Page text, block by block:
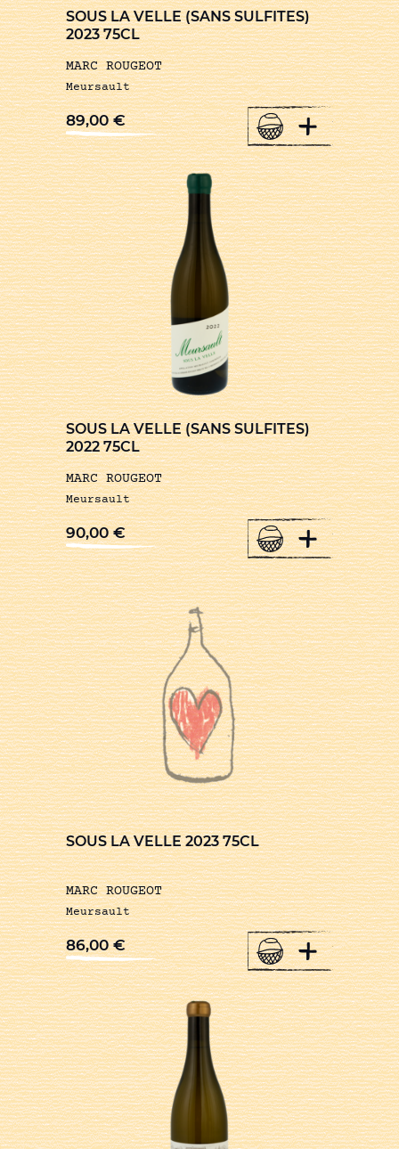
SOUS LA VELLE (SANS SULFITES)
2023 75CL
MARC ROUGEOT
Meursault
89,00€ +
SOUS LA VELLE (SANS SULFITES)
2022 75CL
MARC ROUGEOT
Meursault
90,00€ +
SOUS LA VELLE 2023 75CL
MARC ROUGEOT
Meursault
86,00€ +